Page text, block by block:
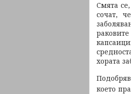
Смята
сочат,
хората
което